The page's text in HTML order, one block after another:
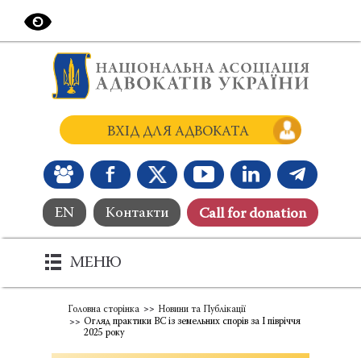
EN Контакти Сall for donation
ВХІД ДЛЯ АДВОКАТА
МЕНЮ
Головна сторінка
Новини та Публікації
Огляд практики ВС із земельних спорів за I півріччя
2025 року